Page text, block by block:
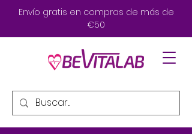
Envío gratis en compras de más de
€50